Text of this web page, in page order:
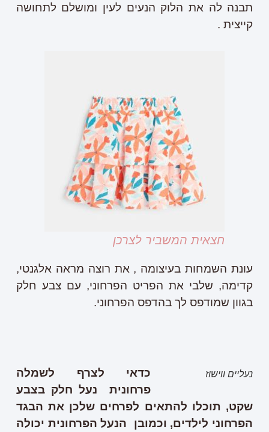
תבנה לה את הלוק הנעים לעין ומושלם לתחושה
קייצית .
חצאית המשביר לצרכן
עונת השמחות בעיצומה , את רוצה מראה אלגנטי,
קדימה, שלבי את הפריט הפרחוני, עם צבע חלק
בגוון שמודפס לך בהדפס הפרחוני.
נעליים ווישוז
כדאי לצרף לשמלה
פרחונית נעל חלק בצבע
שקט, תוכלו להתאים לפרחים שלכן את הבגד
הפרחוני לילדים, וכמובן הנעל הפרחונית יכולה